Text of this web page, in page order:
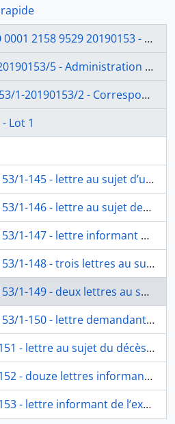
- Deuxième directorat de Jean-Victor Schnetz (1853-1866)
5 - Administration générale
1-20190153/2 - Correspondance
Lot 1
et sur la nécessité de construire un mur de clôture avec la propriété du marquis Patrizi, de Victor Schnetz à Marino Torlonia, banquier à Rome
général, le traitement du directeur et du professeur d’archéologie, mode à suivre à l’avenir dans la tenue de la comptabilité, de Victor Schnetz
12 caisses contenant les travaux des pensionnaires, de Victor Schnetz au secrétaire perpétuel de l’Académie, Raoul Rochette
au peintre Guido Reni pour la copie du tableau l’Annonciation, le 2e bordereau et les pièces justificatives des dépenses, de Victor Schnetz
Galibert et demande d’indemnité de voyage en France pour son rétablissement, au président de l’Académie des Beaux-arts
Gasperini Adinolfi, malade et dans l’impossibilité de continuer son service, et retenues des pensionnaires, états de service, pièces justificatives du 2e bordereau des dépenses, de Victor Schnetz
informant de la nomination du docteur Grana chirurgien titulaire de l’Académie, de Victor Schnetz à Grana, médecin de l’Académie
des bordereaux des dépenses et du projet de budget des dépenses pour l’année 1855, de Victor Schnetz
vers Paris après les avoir exposés à l’Académie courant avril, de Victor Schnetz à Halevy, secrétaire perpétuel de l’Académie des Beaux-arts